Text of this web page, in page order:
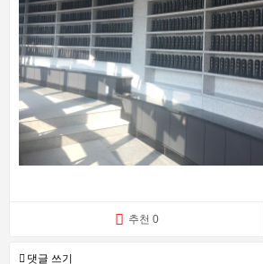
추천 0
댓글 쓰기